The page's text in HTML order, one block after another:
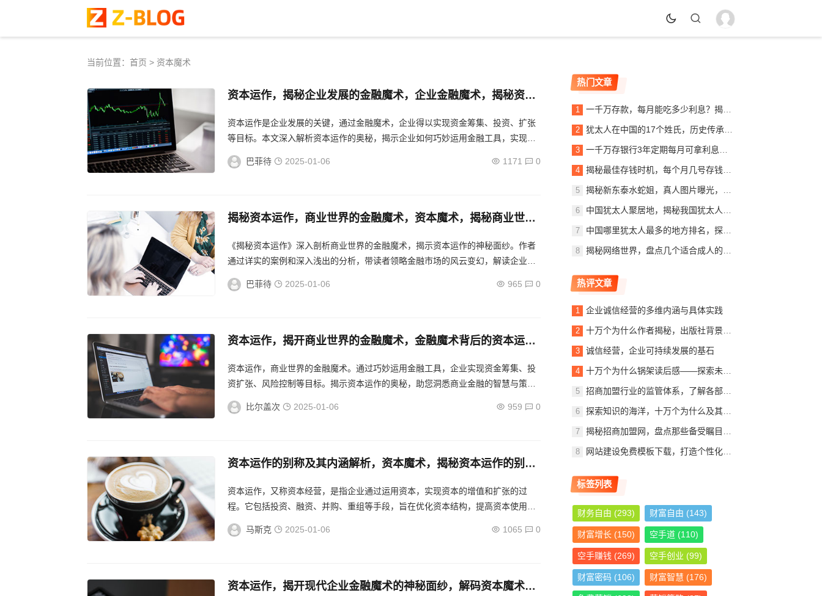
当前位置： 首页 > 资本魔术
资本运作，揭秘企业发展的金融魔术，企业金融魔术，揭秘资本
资本运作是企业发展的关键，通过金融魔术，企业得以实现资金筹集、投资、扩张
等目标。本文深入解析资本运作的奥秘，揭示企业如何巧妙运用金融工具，实现可
持续发展。...
巴菲待
2025-01-06 1171 0
揭秘资本运作，商业世界的金融魔术，资本魔术，揭秘商业世界
《揭秘资本运作》深入剖析商业世界的金融魔术，揭示资本运作的神秘面纱。作者
通过详实的案例和深入浅出的分析，带读者领略金融市场的风云变幻，解读企业融
资、投资、并购等环节的奥秘，助你成为资本运作的高手。...
巴菲待
2025-01-06 965 0
资本运作，揭开商业世界的金融魔术，金融魔术背后的资本运作
资本运作，商业世界的金融魔术。通过巧妙运用金融工具，企业实现资金筹集、投
资扩张、风险控制等目标。揭示资本运作的奥秘，助您洞悉商业金融的智慧与策
略。...
比尔盖次
2025-01-06 959 0
资本运作的别称及其内涵解析，资本魔术，揭秘资本运作的别称
资本运作，又称资本经营，是指企业通过运用资本，实现资本的增值和扩张的过
程。它包括投资、融资、并购、重组等手段，旨在优化资本结构，提高资本使用效
率。资本运作的核心在于资本的有效配置和风险控制，旨在实现企业价值最大
化。...
马斯克 2025-01-06 1065 0
资本运作，揭开现代企业金融魔术的神秘面纱，解码资本魔术，
热门文章
一千万存款，每月能吃多少利息？揭秘银行利息收入背后的秘密
犹太人在中国的17个姓氏，历史传承与文化交融，犹太人在中国的姓氏传承与文化交融概览
一千万存银行3年定期每月可拿利息多少？详解定期存款收益计算
揭秘最佳存钱时机，每个月几号存钱最划算？
揭秘新东泰水蛇姐，真人图片曝光，美貌与实力并存
中国犹太人聚居地，揭秘我国犹太人最多的城市，中国犹太人聚居地探秘，揭秘我国犹太人口最多的城市
中国哪里犹太人最多的地方排名，探寻东方的以色列社区，东方犹太人聚集地，中国犹太人数量最多地区揭秘
揭秘网络世界，盘点几个适合成人的优质网站推荐
热评文章
企业诚信经营的多维内涵与具体实践
十万个为什么作者揭秘，出版社背景、内容简介及读者观后感
诚信经营，企业可持续发展的基石
十万个为什么锅架读后感——探索未知，启迪智慧
招商加盟行业的监管体系，了解各部门的职责与作用
探索知识的海洋，十万个为什么及其作者与出版社的故事
揭秘招商加盟网，盘点那些备受瞩目的加盟公司
网站建设免费模板下载，打造个性化网站，轻松入门指南
标签列表
财务自由 (293) 财富自由 (143)
财富增长 (150) 空手道 (110)
空手赚钱 (269) 空手创业 (99)
财富密码 (106) 财富智慧 (176)